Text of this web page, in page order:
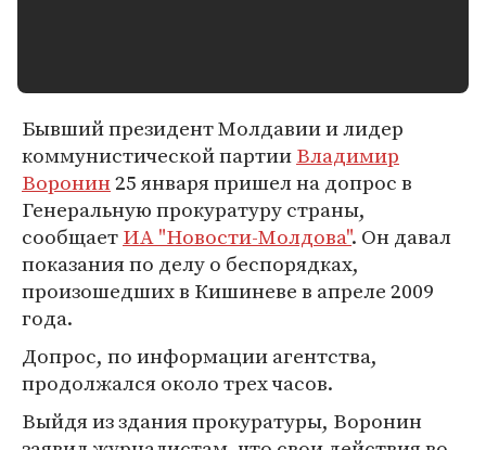
Бывший президент Молдавии и лидер
коммунистической партииВладимир
Воронин25 января пришел на допрос в
Генеральную прокуратуру страны,
сообщаетИА "Новости-Молдова". Он давал
показания по делу о беспорядках,
произошедших в Кишиневе в апреле 2009
года.
Допрос, по информации агентства,
продолжался около трех часов.
Выйдя из здания прокуратуры, Воронин